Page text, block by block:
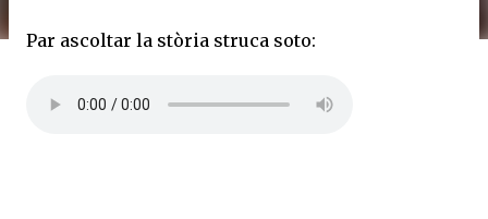
Par ascoltar la stòria struca soto: